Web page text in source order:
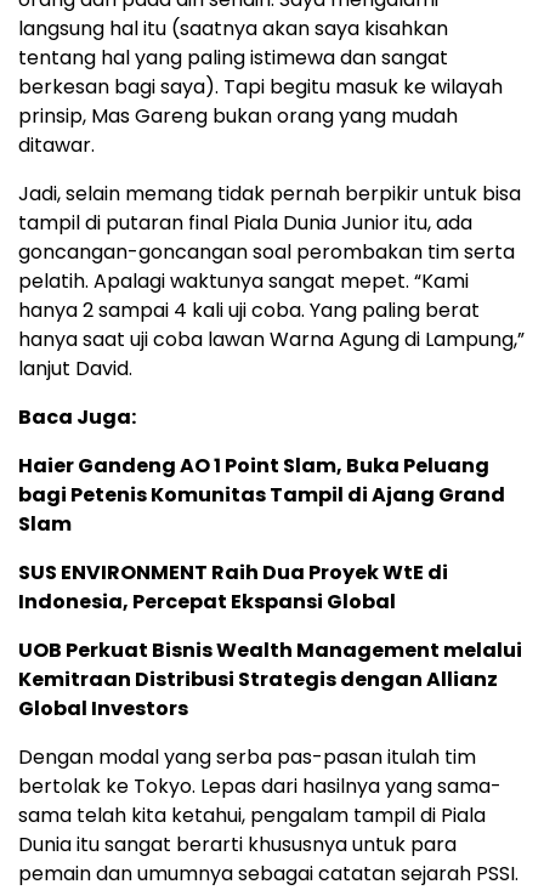
langsung hal itu (saatnya akan saya kisahkan
tentang hal yang paling istimewa dan sangat
berkesan bagi saya). Tapi begitu masuk ke wilayah
prinsip, Mas Gareng bukan orang yang mudah
ditawar.
Jadi, selain memang tidak pernah berpikir untuk bisa
tampil di putaran final Piala Dunia Junior itu, ada
goncangan-goncangan soal perombakan tim serta
pelatih. Apalagi waktunya sangat mepet. “Kami
hanya 2 sampai 4 kali uji coba. Yang paling berat
hanya saat uji coba lawan Warna Agung di Lampung,”
lanjut David.
Baca Juga:
Haier Gandeng AO 1 Point Slam, Buka Peluang
bagi Petenis Komunitas Tampil di Ajang Grand
Slam
SUS ENVIRONMENT Raih Dua Proyek WtE di
Indonesia, Percepat Ekspansi Global
UOB Perkuat Bisnis Wealth Management melalui
Kemitraan Distribusi Strategis dengan Allianz
Global Investors
Dengan modal yang serba pas-pasan itulah tim
bertolak ke Tokyo. Lepas dari hasilnya yang sama-
sama telah kita ketahui, pengalam tampil di Piala
Dunia itu sangat berarti khususnya untuk para
pemain dan umumnya sebagai catatan sejarah PSSI.